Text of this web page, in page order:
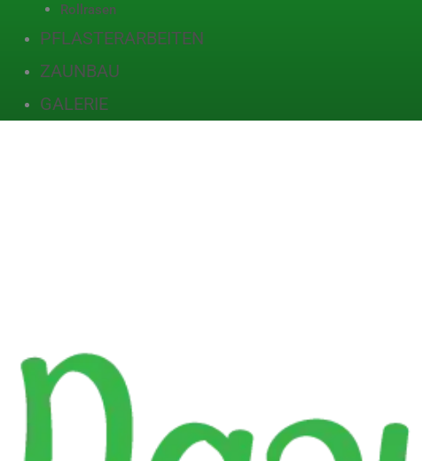
Rollrasen
PFLASTERARBEITEN
ZAUNBAU
GALERIE